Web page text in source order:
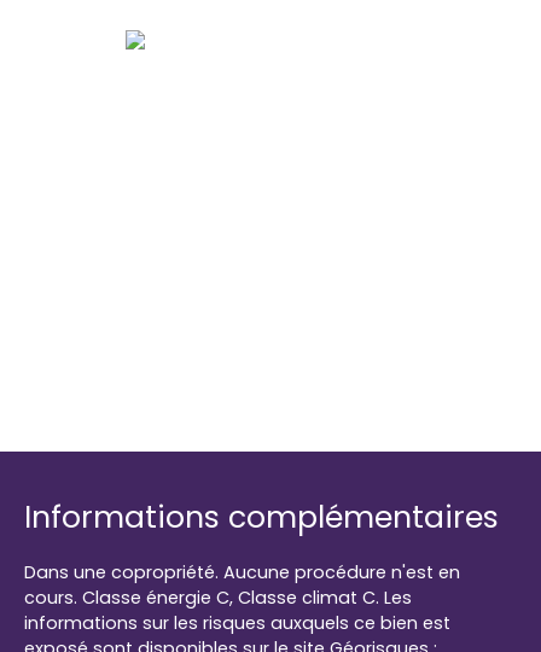
Informations complémentaires
Dans une copropriété. Aucune procédure n'est en
cours. Classe énergie C, Classe climat C. Les
informations sur les risques auxquels ce bien est